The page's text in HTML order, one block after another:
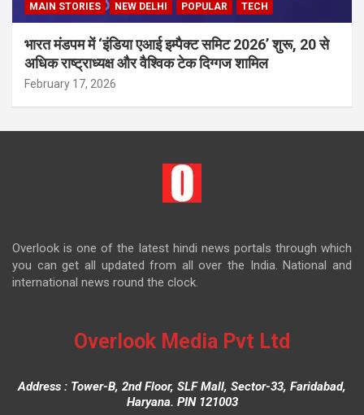
MAIN STORIES
NEW DELHI POPULAR TECH
भारत मंडपम में ‘इंडिया एआई इम्पैक्ट समिट 2026’ शुरू, 20 से
अधिक राष्ट्राध्यक्ष और वैश्विक टेक दिग्गज शामिल
February 17, 2026
Overlook is one of the latest hindi news portals through which
you can get all updated from all over the India. National and
international news round the clock.
Overlook Media Pvt Ltd
Address : Tower-B, 2nd Floor, SLF Mall, Sector-33, Faridabad,
Haryana. PIN 121003